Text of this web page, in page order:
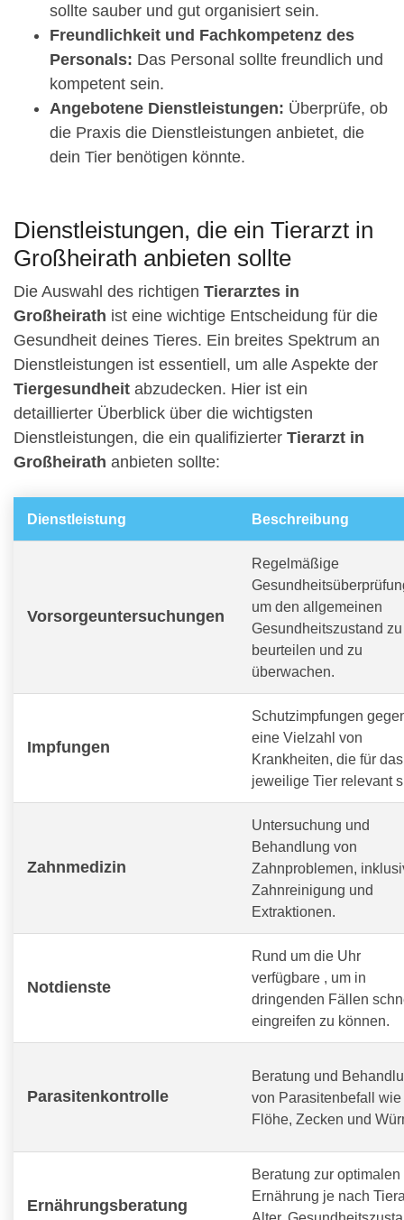
sollte sauber und gut organisiert sein.
Freundlichkeit und Fachkompetenz des
Personals: Das Personal sollte freundlich und
kompetent sein.
Angebotene Dienstleistungen: Überprüfe, ob
die Praxis die Dienstleistungen anbietet, die
dein Tier benötigen könnte.
Dienstleistungen, die ein Tierarzt in
Großheirath anbieten sollte
Die Auswahl des richtigen Tierarztes in
Großheirath ist eine wichtige Entscheidung für die
Gesundheit deines Tieres. Ein breites Spektrum an
Dienstleistungen ist essentiell, um alle Aspekte der
Tiergesundheit abzudecken. Hier ist ein
detaillierter Überblick über die wichtigsten
Dienstleistungen, die ein qualifizierter Tierarzt in
Großheirath anbieten sollte:
Dienstleistung Beschreibung
Vorsorgeuntersuchungen
Regelmäßige
um den allgemeinen
Gesundheitszustand zu
beurteilen und zu
überwachen.
Impfungen
Schutzimpfungen
eine Vielzahl von
Krankheiten, die für das
jeweilige Tier relevant
Zahnmedizin
Untersuchung und
Behandlung von
Zahnproblemen,
Zahnreinigung und
Extraktionen.
Notdienste
Rund um die Uhr
verfügbare , um in
dringenden Fällen
eingreifen zu können.
Parasitenkontrolle
Beratung und
von Parasitenbefall wie
Flöhe, Zecken und
Ernährungsberatung
Beratung zur optimalen
Ernährung je nach